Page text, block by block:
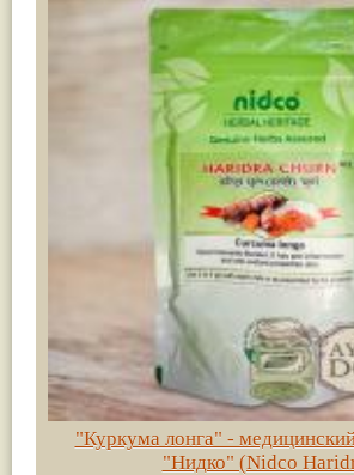
"Куркума лонга" -
"Нидко" (Nidco